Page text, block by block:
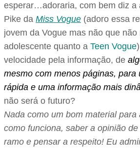
esperar…adoraria, com bem diz a
Pike da Miss Vogue (adoro essa
jovem da Vogue mas não que
adolescente quanto a Teen Vogue
velocidade pela informação, de
mesmo com menos páginas, para
rápida e uma informação mais
não será o futuro?
Nada como um bom material para
como funciona, saber a opinião
ramo e pensar a respeito! Eu